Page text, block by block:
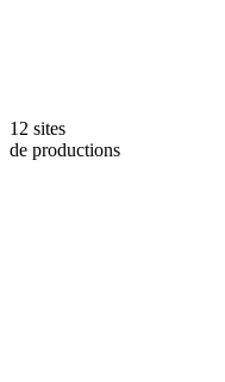
12 sites
de productions